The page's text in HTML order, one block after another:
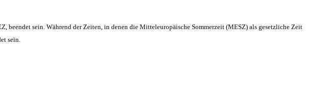
beendet sein. Während der Zeiten, in denen die Mitteleuropäische Sommerzeit (MESZ) als gesetzliche Zeit
sein.